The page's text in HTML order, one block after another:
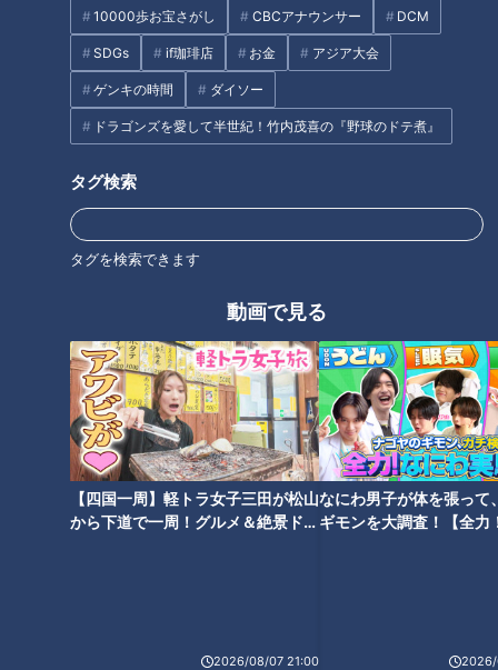
10000歩お宝さがし CBCアナウンサー DCM
SDGs if珈琲店 お金 アジア大会
ゲンキの時間 ダイソー
ドラゴンズを愛して半世紀！竹内茂喜の『野球のドテ煮』
タグ検索
タグを検索できます
動画で見る
【四国一周】軽トラ女子三田が松山
から下道で一周！グルメ＆絶景ドラ
2026/08/07 21:00
なにわ男子が体を張って
ギモンを大調査！【全力
2026/
身近な生活情報から芸能、どこよりも詳しい天気情報などなど、東
海3県にとことん寄り添う新しい報道・情報番組。毎週月～金曜 午
後3:49～5:50放送（金曜は午後4:50～5:50放送）。
ホームページ
番組サイト
オススメ関連コンテンツ
RANKING